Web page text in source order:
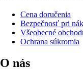
Cena doručenia
Bezpečnosť pri
Všeobecné
Ochrana súkromia
O nás